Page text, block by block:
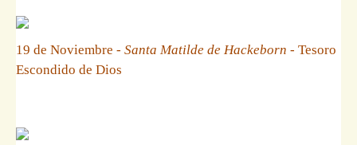
19 de Noviembre - Santa Matilde de Hackeborn - Tesoro
Escondido de Dios